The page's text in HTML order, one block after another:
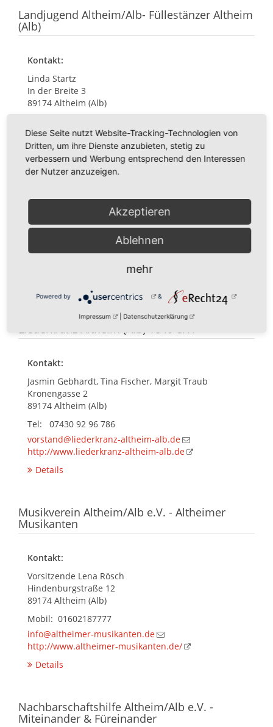
Landjugend Altheim/Alb- Füllestänzer Altheim
(Alb)
Kontakt:
Linda Startz
In der Breite 3
89174 Altheim (Alb)
Details
Ortsobmann Hans-Ulrich Claus
Zähringen Haus Nr. 8
Liederkranz Altheim (Alb) 1840 e.V.
Kontakt:
Jasmin Gebhardt, Tina Fischer, Margit Traub
Kronengasse 2
89174 Altheim (Alb)
Tel: 07430 92 96 786
vorstand@liederkranz-altheim-alb.de
http://www.liederkranz-altheim-alb.de
Details
Musikverein Altheim/Alb e.V. - Altheimer
Musikanten
Kontakt:
Vorsitzende Lena Rösch
Hindenburgstraße 12
89174 Altheim (Alb)
Mobil: 01602187777
info@altheimer-musikanten.de
http://www.altheimer-musikanten.de/
Details
Nachbarschaftshilfe Altheim/Alb e.V. -
Miteinander & Füreinander
Diese Seite nutzt Website-Tracking-Technologien von
Dritten, um ihre Dienste anzubieten, stetig zu
verbessern und Werbung entsprechend den Interessen
der Nutzer anzuzeigen.
Akzeptieren
Ablehnen
mehr
Powered by &
Impressum Datenschutzerklärung